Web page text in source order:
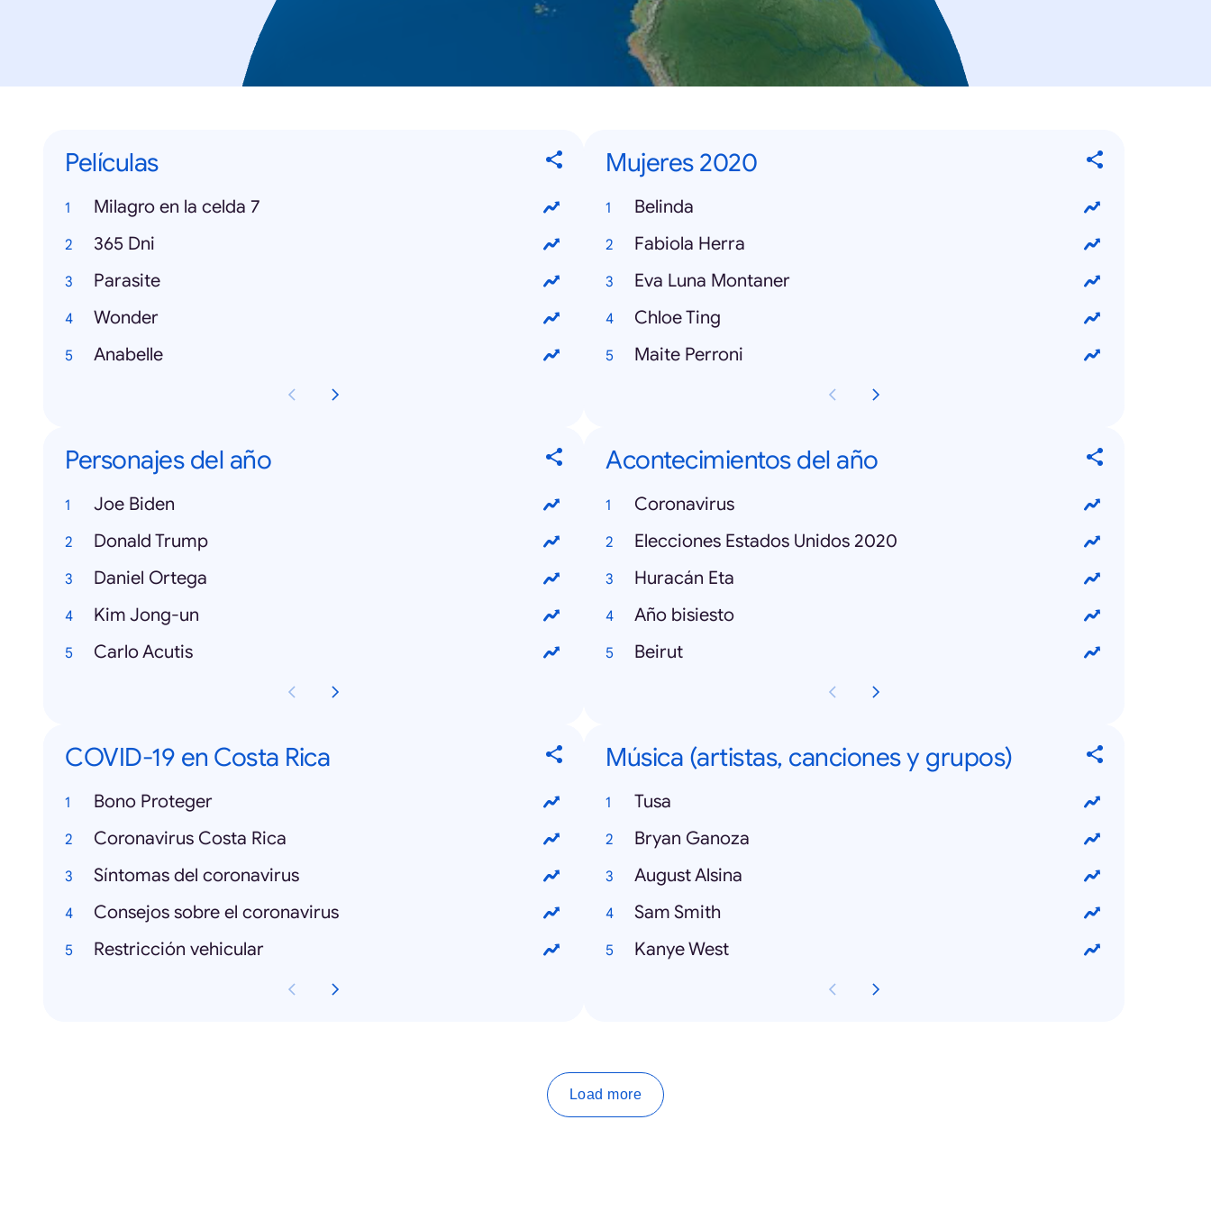
Películas
Milagro en la celda 7
365 Dni
Parasite
Wonder
Anabelle
Mujeres 2020
Belinda
Fabiola Herra
Eva Luna Montaner
Chloe Ting
Maite Perroni
Personajes del año
Joe Biden
Donald Trump
Daniel Ortega
Kim Jong-un
Carlo Acutis
Acontecimientos del año
Coronavirus
Elecciones Estados Unidos 2020
Huracán Eta
Año bisiesto
Beirut
COVID-19 en Costa Rica
Bono Proteger
Coronavirus Costa Rica
Síntomas del coronavirus
Consejos sobre el coronavirus
Restricción vehicular
Música (artistas, canciones y grupos)
Tusa
Bryan Ganoza
August Alsina
Sam Smith
Kanye West
Load more